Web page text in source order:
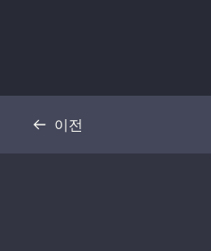
이전
기록